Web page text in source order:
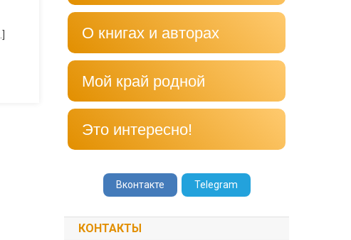
О книгах и авторах
Мой край родной
Это интересно!
Вконтакте Telegram
КОНТАКТЫ